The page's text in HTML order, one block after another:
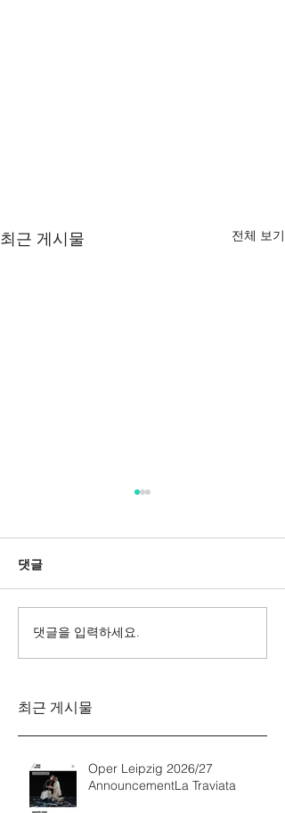
최근 게시물 전체 보기
Messa da Requiem
댓글
댓글을 입력하세요.
최근 게시물
Oper Leipzig 2026/27
AnnouncementLa Traviata